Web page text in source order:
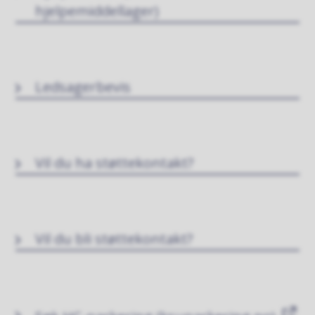
hjelpemiddellager)
Ledsagerbevis
Vil du ha støttekontakt?
Vil du bli støttekontakt?